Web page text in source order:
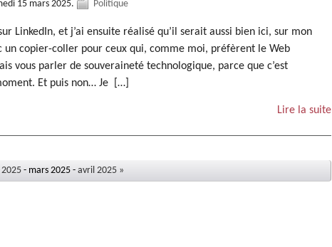
15 mars 2025. Politique
LinkedIn, et j’ai ensuite réalisé qu’il serait aussi bien ici, sur mon
un copier-coller pour ceux qui, comme moi, préfèrent le Web
vous parler de souveraineté technologique, parce que c’est
Et puis non… Je […]
Lire la suite
- mars 2025 -avril 2025 »